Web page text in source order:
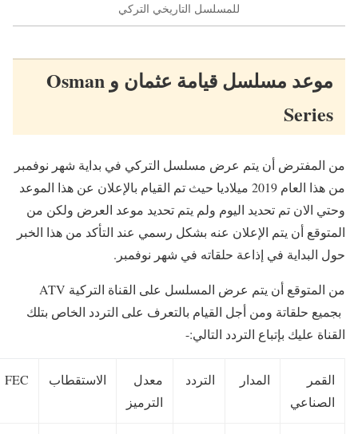
للمسلسل التاريخي التركي
موعد مسلسل قيامة عثمان و Osman
Series
من المفترض أن يتم عرض مسلسل التركي في بداية شهر نوفمبر
من هذا العام 2019 ميلاديا حيث تم القيام بالإعلان عن هذا الموعد
وحتي الان تم تحديد اليوم ولم يتم تحديد موعد العرض ولكن من
المتوقع أن يتم الإعلان عنه بشكل رسمي عند التأكد من هذا الخبر
حول البداية في إذاعة حلقاته في شهر نوفمبر.
من المتوقع أن يتم عرض المسلسل على القناة التركية ATV
بجميع حلقاتة ومن أجل القيام بالتعرف على التردد الخاص بتلك
القناة عليك بإتباع التردد التالي:-
القمر
الصناعي
المدار التردد
معدل
الترميز
الاستقطاب FEC